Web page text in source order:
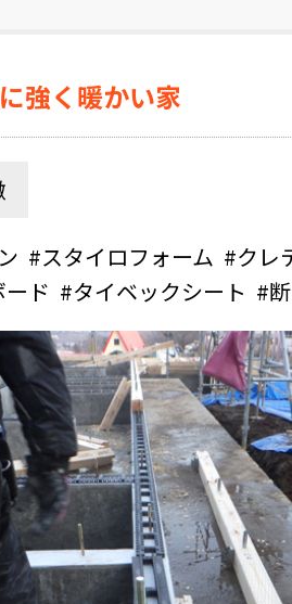
強く暖かい家
#スタイロフォーム #クレ
ド #タイベックシート #